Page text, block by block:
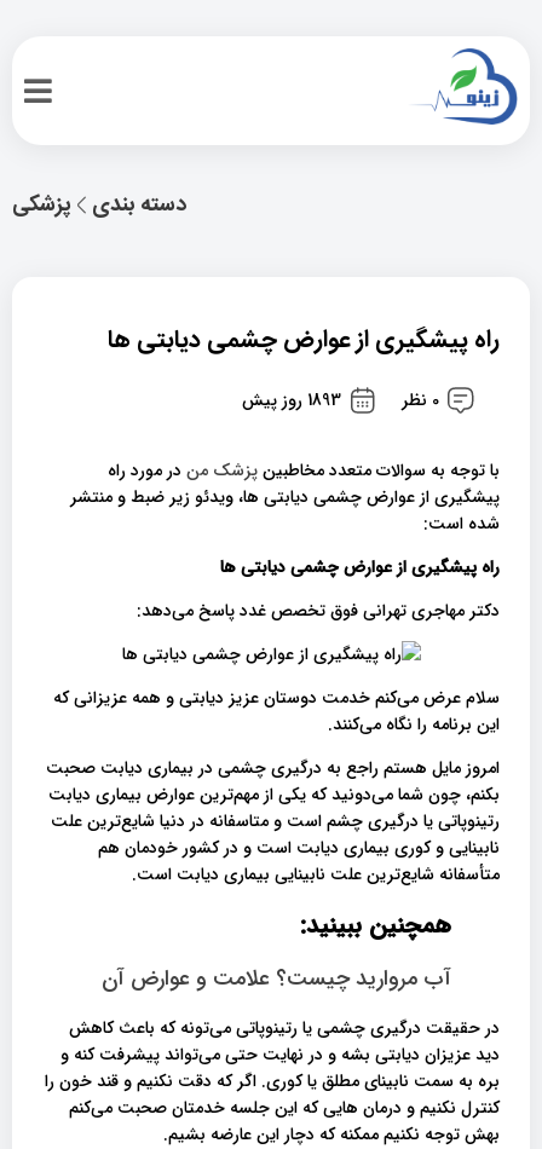
پزشکی دسته بندی
راه پیشگیری از عوارض چشمی دیابتی ها
0 نظر 1893 روز پیش
با توجه به سوالات متعدد مخاطبینپزشک من در مورد راه
پیشگیری از عوارض چشمی دیابتی ها، ویدئو زیر ضبط و منتشر
شده است:
راه پیشگیری از عوارض چشمی دیابتی ها
دکتر مهاجری تهرانی فوق تخصص غدد پاسخ می‌دهد:
سلام عرض می‌کنم خدمت دوستان عزیز دیابتی و همه عزیزانی که
این برنامه را نگاه می‌کنند.
امروز مایل هستم راجع به درگیری چشمی در بیماری دیابت صحبت
بکنم، چون شما می‌دونید که یکی از مهم‌ترین عوارض بیماری دیابت
رتینوپاتی یا درگیری چشم است و متاسفانه در دنیا شایع‌ترین علت
نابینایی و کوری بیماری دیابت است و در کشور خودمان هم
متأسفانه شایع‌ترین علت نابینایی بیماری دیابت است.
همچنین ببینید:
آب مروارید چیست؟ علامت و عوارض آن
در حقیقت درگیری چشمی یا رتینوپاتی می‌تونه که باعث کاهش
دید عزیزان دیابتی بشه و در نهایت حتی می‌تواند پیشرفت کنه و
بره به سمت نابینای مطلق یا کوری. اگر که دقت نکنیم و قند خون را
کنترل نکنیم و درمان هایی که این جلسه خدمتان صحبت می‌کنم
بهش توجه نکنیم ممکنه که دچار این عارضه بشیم.